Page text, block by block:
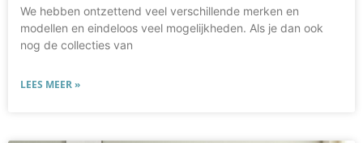
We hebben ontzettend veel verschillende merken en
modellen en eindeloos veel mogelijkheden. Als je dan ook
nog de collecties van
LEES MEER »